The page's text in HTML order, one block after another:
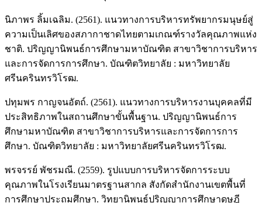
นิภาพร ลิ้มเฉลิม. (2561). แนวทางการบริหารทรัพยากรมนุษย์สู่
ความเป็นเลิศของสภากาชาดไทยตามเกณฑ์รางวัลคุณภาพแห่ง
ชาติ. ปริญญานิพนธ์การศึกษามหาบัณฑิต สาขาวิชาการบริหาร
และการจัดการการศึกษา. บัณฑิตวิทยาลัย : มหาวิทยาลัย
ศรีนครินทรวิโรฒ.
ปทุมพร กาญจนอัตถ์. (2561). แนวทางการบริหารงานบุคคลที่มี
ประสิทธิภาพในสถานศึกษาขั้นพื้นฐาน. ปริญญานิพนธ์การ
ศึกษามหาบัณฑิต สาขาวิชาการบริหารและการจัดการการ
ศึกษา. บัณฑิตวิทยาลัย : มหาวิทยาลัยศรีนครินทรวิโรฒ.
พรจรรย์ พัชรมณี. (2559). รูปแบบการบริหารจัดการระบบ
คุณภาพในโรงเรียนมาตรฐานสากล สังกัดสำนักงานเขตพื้นที่
การศึกษาประถมศึกษา. วิทยานิพนธ์ปริญญาการศึกษาดุษฎี